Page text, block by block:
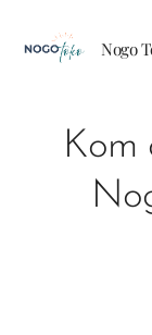
Nogo
Kom